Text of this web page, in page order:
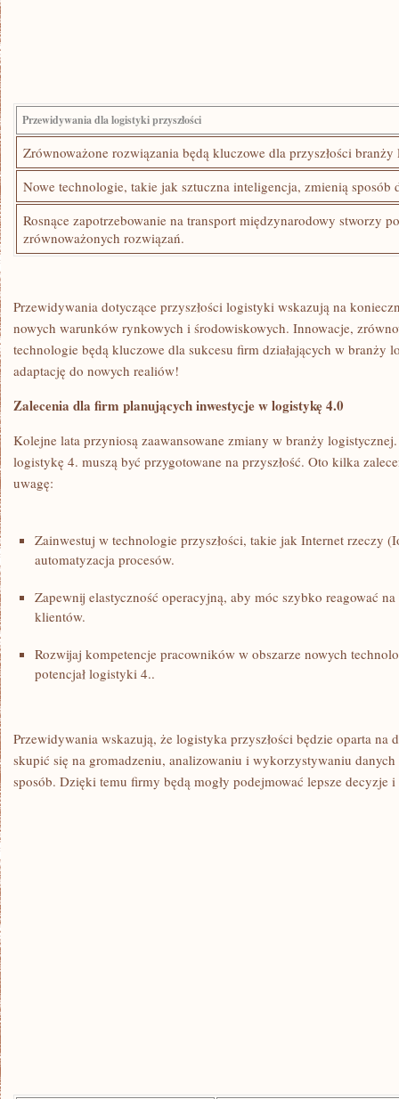
Przewidywania dla logistyki przyszłości
Zrównoważone rozwiązania ‍będą kluczowe dla przyszłości
Nowe technologie, takie jak ​sztuczna inteligencja, ⁣zmienią sposób
Rosnące zapotrzebowanie na transport międzynarodowy stworzy
zrównoważonych rozwiązań.
Przewidywania dotyczące przyszłości logistyki wskazują na
nowych warunków rynkowych i środowiskowych. Innowacje,
technologie⁤ będą kluczowe ⁢dla sukcesu firm działających w branży
adaptację⁤ do nowych realiów!
Zalecenia dla firm planujących inwestycje w logistykę ⁤4.0
Kolejne lata przyniosą zaawansowane ⁢zmiany w branży
logistykę 4. muszą być przygotowane​ na przyszłość. Oto kilka
uwagę:
Zainwestuj w technologie przyszłości, takie jak Internet rzeczy
automatyzacja procesów.
Zapewnij elastyczność operacyjną, aby móc szybko reagować
klientów.
Rozwijaj kompetencje pracowników​ w obszarze nowych
potencjał logistyki 4..
Przewidywania wskazują, że logistyka przyszłości będzie‌ oparta na
skupić się na gromadzeniu, analizowaniu i ‌wykorzystywaniu
sposób. ⁢Dzięki temu firmy będą mogły podejmować lepsze ⁣decyzje